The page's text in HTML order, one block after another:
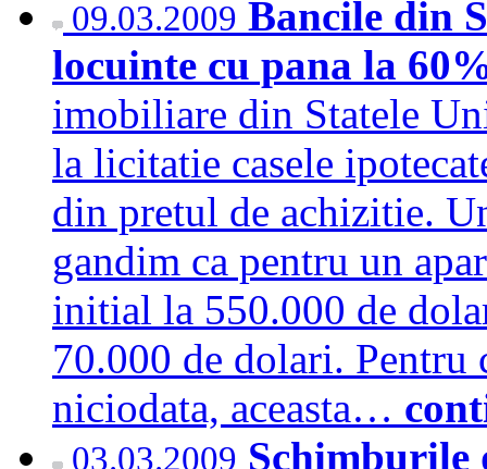
09.03.2009 Bancile din
locuinte cu pana la
imobiliare din Statele
la licitatie casele
din pretul de achizitie.
gandim ca pentru un
initial la 550.000 de
70.000 de dolari. Pentru
niciodata, aceasta…
03.03.2009 Schimburile